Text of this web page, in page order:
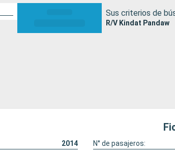
Sus criterios de
R/V Kindat Pandaw
2014 N° de pasajeros: